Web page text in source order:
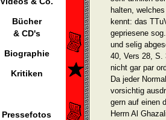
Bücher
& CD's
Biographie
Kritiken
Pressefotos
halten,
kennt: das
gepriesene
und selig
40, Vers 28, S.
nicht gar par
Da jeder
vorsichtig
gern auf einen
Herrn Al